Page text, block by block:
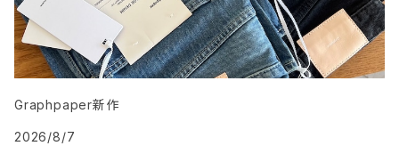
Graphpaper新作
2026/8/7